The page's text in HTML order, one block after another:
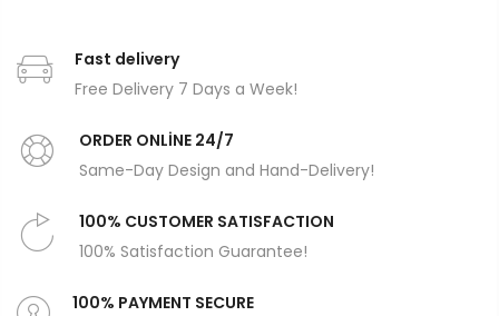
Fast delivery
Free Delivery 7 Days a Week!
ORDER ONLİNE 24/7
Same-Day Design and Hand-Delivery!
100% CUSTOMER SATISFACTION
100% Satisfaction Guarantee!
100% PAYMENT SECURE